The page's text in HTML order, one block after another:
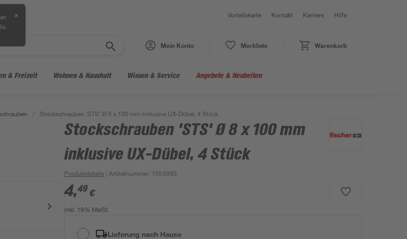
✕ Vorteilskarte Kontakt Karriere Hilfe
Mein Konto Merkliste Warenkorb
& Freizeit Wohnen & Haushalt Wissen & Service Angebote & Neuheiten
/ Stockschrauben 'STS' Ø 8 x 100 mm inklusive UX-Dübel, 4 Stück
Stockschrauben 'STS' Ø 8 x 100 mm
inklusive UX-Dübel, 4 Stück
Produktdetails | Artikelnummer: 1550995
4,49 €
inkl. 19% MwSt.
Lieferung nach Hause